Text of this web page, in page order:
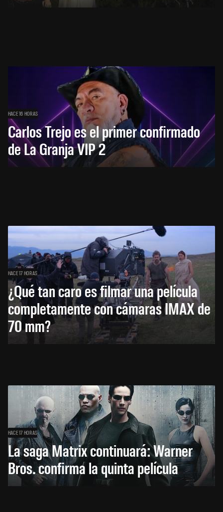
HACE 16 HORAS
Carlos Trejo es el primer confirmado
de La Granja VIP 2
HACE 17 HORAS
¿Qué tan caro es filmar una película
completamente con cámaras IMAX de
70 mm?
HACE 17 HORAS
La saga Matrix continuará: Warner
Bros. confirma la quinta película